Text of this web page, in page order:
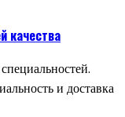
качества
и доставка